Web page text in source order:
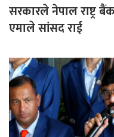
सरकारले नेपाल राष्ट्र
एमाले सांसद राई